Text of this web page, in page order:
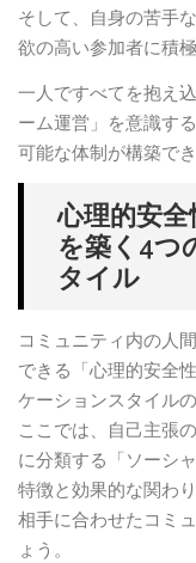
そして、自身の苦手
欲の高い参加者に積
一人ですべてを抱え
ーム運営」を意識す
可能な体制が構築でき
心理的安
を築く4つ
タイル
コミュニティ内の人
できる「心理的安全
ケーションスタイル
ここでは、自己主張
に分類する「ソーシ
特徴と効果的な関わ
相手に合わせたコミ
ょう。